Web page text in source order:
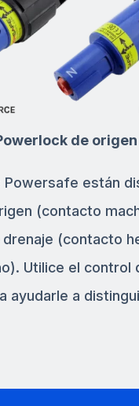
de
Powersafe están
(contacto
(contacto
Utilice el control
ayudarle a